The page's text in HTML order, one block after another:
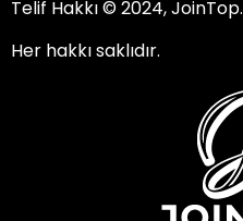
Telif Hakkı © 2024, JoinTop.
Her hakkı saklıdır.